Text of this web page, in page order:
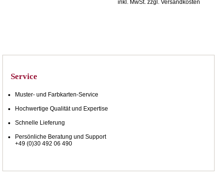
inkl. MwSt. zzgl. Versandkosten
Service
Muster- und Farbkarten-Service
Hochwertige Qualität und Expertise
Schnelle Lieferung
Persönliche Beratung und Support
+49 (0)30 492 06 490